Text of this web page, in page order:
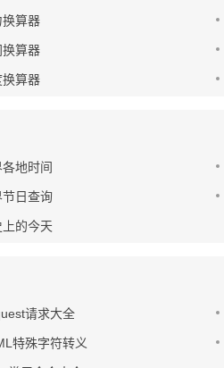
换算器
换算器
换算器
地时间
节日查询
上的今天
请求大全
特殊字符转义